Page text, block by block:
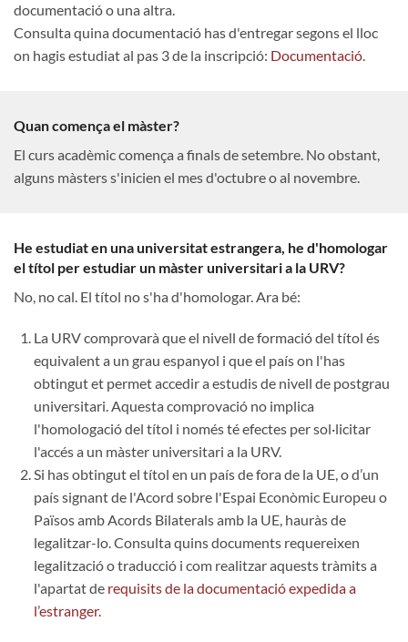
documentació o una altra.
Consulta quina documentació has d'entregar segons el lloc
on hagis estudiat al pas 3 de la inscripció: Documentació.
Quan comença el màster?
El curs acadèmic comença a finals de setembre. No obstant,
alguns màsters s'inicien el mes d'octubre o al novembre.
He estudiat en una universitat estrangera, he d'homologar
el títol per estudiar un màster universitari a la URV?
No, no cal. El títol no s'ha d'homologar. Ara bé:
La URV comprovarà que el nivell de formació del títol és
equivalent a un grau espanyol i que el país on l'has
obtingut et permet accedir a estudis de nivell de postgrau
universitari. Aquesta comprovació no implica
l'homologació del títol i només té efectes per sol·licitar
l'accés a un màster universitari a la URV.
Si has obtingut el títol en un país de fora de la UE, o d’un
país signant de l'Acord sobre l'Espai Econòmic Europeu o
Països amb Acords Bilaterals amb la UE, hauràs de
legalitzar-lo. Consulta quins documents requereixen
legalització o traducció i com realitzar aquests tràmits a
l'apartat de requisits de la documentació expedida a
l’estranger.